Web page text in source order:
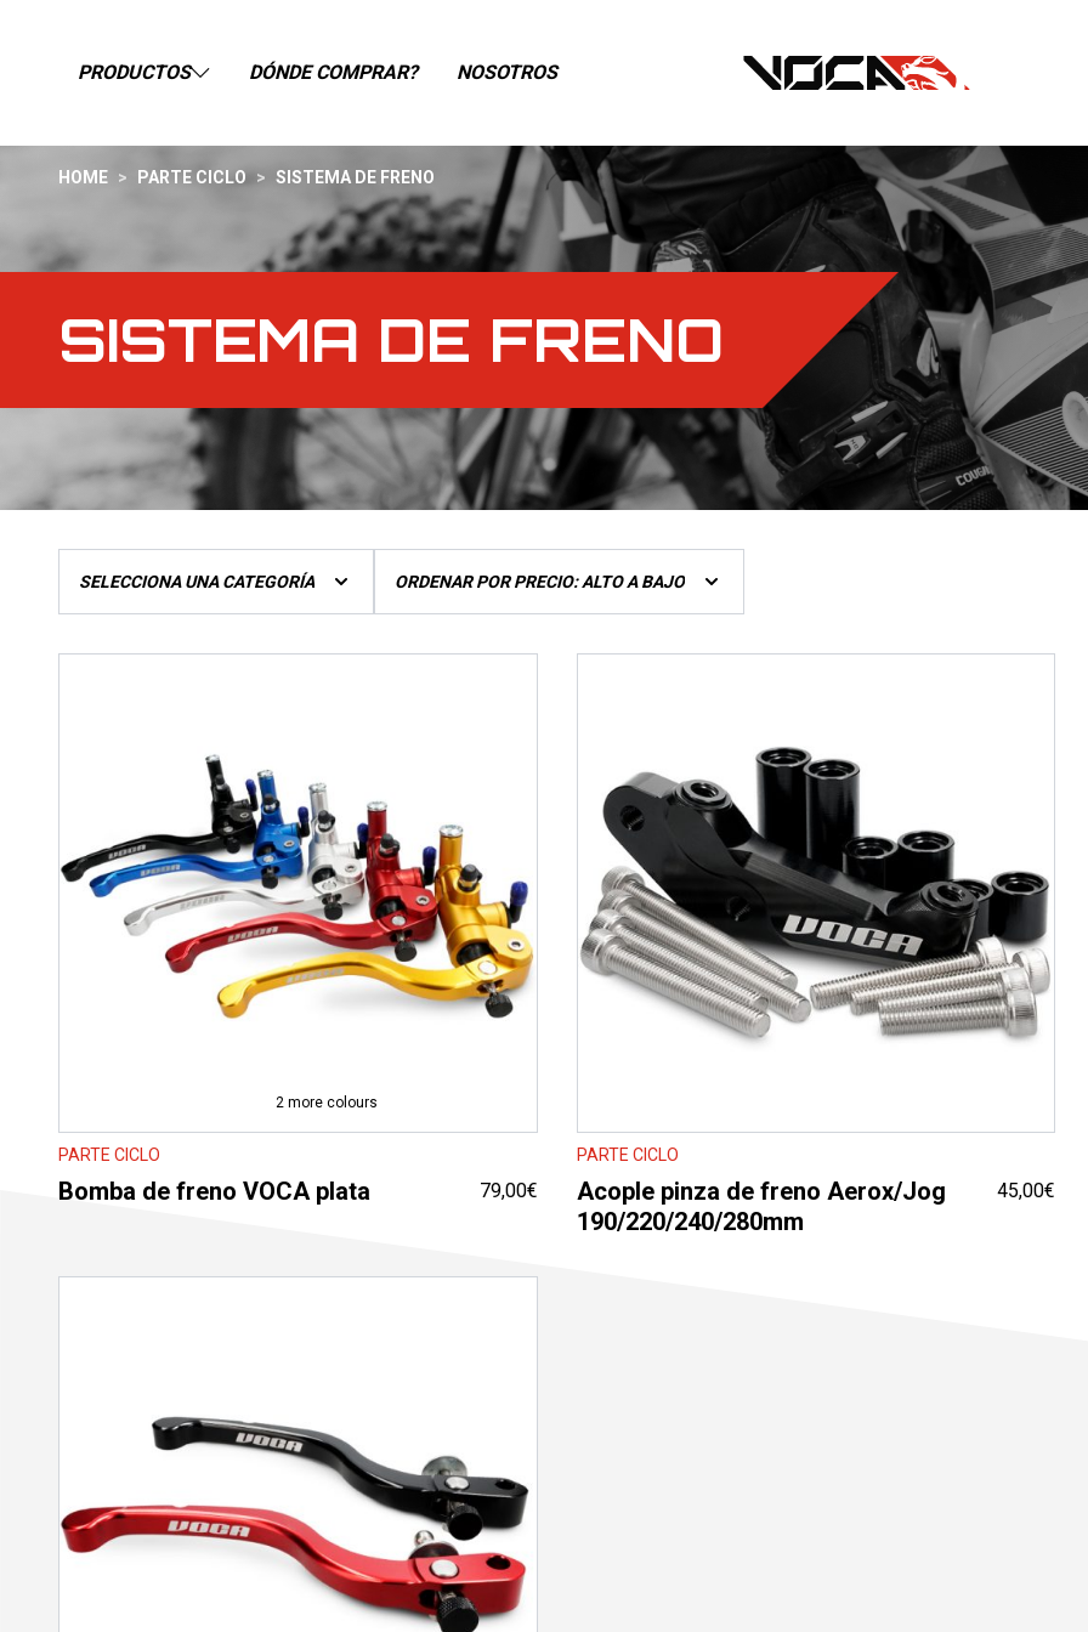
PRODUCTOS DÓNDE COMPRAR? NOSOTROS
HOME > PARTE CICLO > SISTEMA DE FRENO
SISTEMA DE FRENO
2 more colours
PARTE CICLO
Bomba de freno VOCA plata 79,00€
PARTE CICLO
Acople pinza de freno Aerox/Jog
190/220/240/280mm
45,00€